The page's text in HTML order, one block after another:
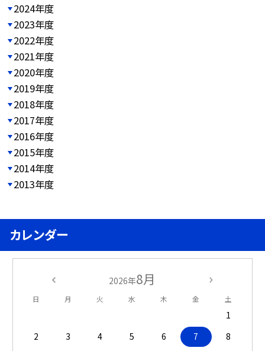
2024年度
2023年度
2022年度
2021年度
2020年度
2019年度
2018年度
2017年度
2016年度
2015年度
2014年度
2013年度
カレンダー
2026年8月
日 月 火 水 木 金 土
1
2
3 4 5 6 7
8